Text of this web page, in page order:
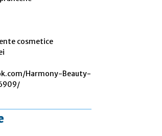
cosmetice
Harmony-Beauty-